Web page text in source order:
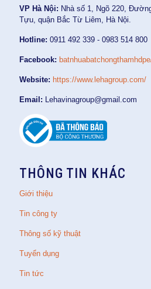
VP Hà Nội: Nhà số 1, Ngõ 220,
Tựu, quận Bắc Từ Liêm, Hà Nội.
Hotline: 0911 492 339 - 0983 514 800
Facebook:
Website: https://www.lehagroup.com/
Email: Lehavinagroup@gmail.com
THÔNG TIN KHÁC
Giới thiệu
Tin công ty
Thông số kỹ thuật
Tuyển dụng
Tin tức